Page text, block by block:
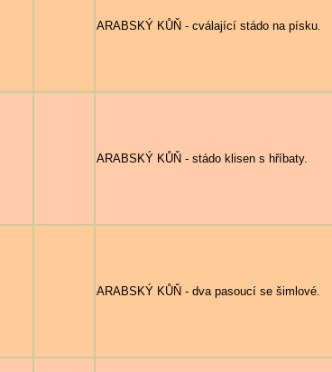
ARABSKÝ KŮŇ - cválající stádo na písku.
ARABSKÝ KŮŇ - stádo klisen s hříbaty.
ARABSKÝ KŮŇ - dva pasoucí se šimlové.